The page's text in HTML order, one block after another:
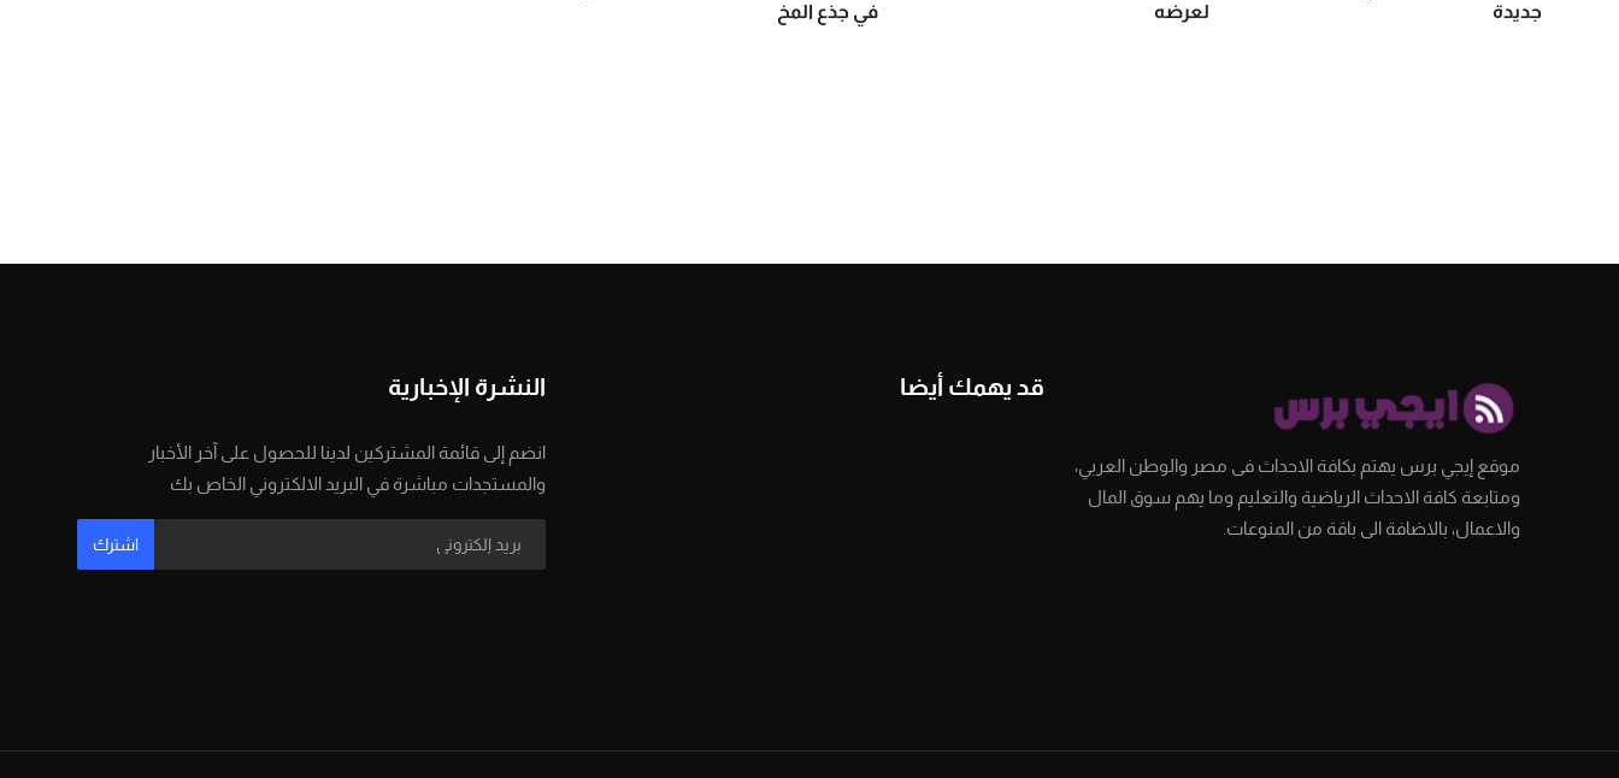
جديدة
لعرضه
في جذع المخ
موقع إيجي برس يهتم بكافة الاحداث فى مصر والوطن العربي،
ومتابعة كافة الاحداث الرياضية والتعليم وما يهم سوق المال
والاعمال، بالاضافة الى باقة من المنوعات.
قد يهمك أيضا النشرة الإخبارية
انضم إلى قائمة المشتركين لدينا للحصول على آخر الأخبار
والمستجدات مباشرة في البريد الالكتروني الخاص بك
اشترك